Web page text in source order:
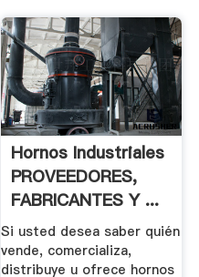
Hornos Industriales
PROVEEDORES,
FABRICANTES Y ...
Si usted desea saber quién
vende, comercializa,
distribuye u ofrece hornos